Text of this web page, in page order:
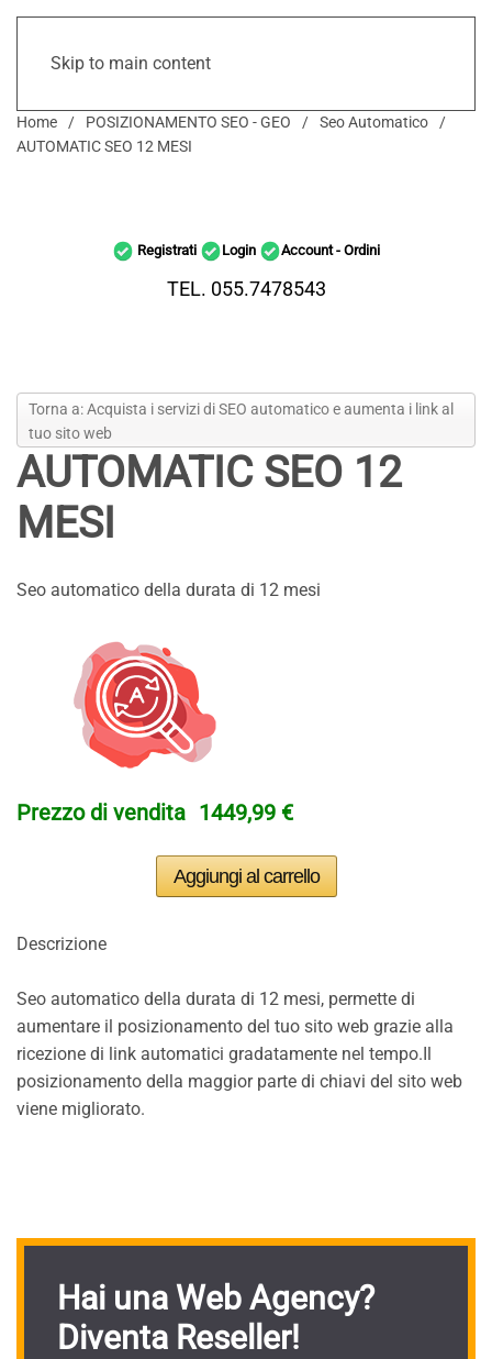
Skip to main content
Home POSIZIONAMENTO SEO - GEO
Seo Automatico
AUTOMATIC SEO 12 MESI
Registrati Login Account - Ordini
TEL. 055.7478543
Torna a: Acquista i servizi di SEO automatico e aumenta i link al
tuo sito web
AUTOMATIC SEO 12
MESI
Seo automatico della durata di 12 mesi
Prezzo di vendita 1449,99 €
Descrizione
Seo automatico della durata di 12 mesi, permette di
aumentare il posizionamento del tuo sito web grazie alla
ricezione di link automatici gradatamente nel tempo.Il
posizionamento della maggior parte di chiavi del sito web
viene migliorato.
Hai una Web Agency?
Diventa Reseller!